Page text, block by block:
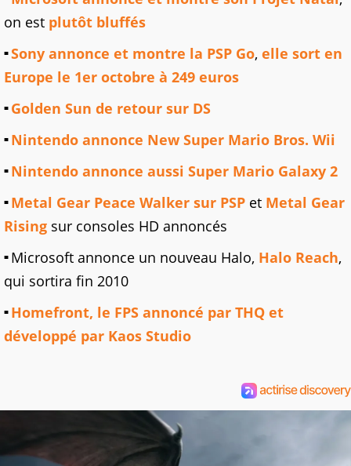
on est plutôt bluffés
Sony annonce et montre la PSP Go, elle sort en
Europe le 1er octobre à 249 euros
Golden Sun de retour sur DS
Nintendo annonce New Super Mario Bros. Wii
Nintendo annonce aussi Super Mario Galaxy 2
Metal Gear Peace Walker sur PSP et Metal Gear
Rising sur consoles HD annoncés
Microsoft annonce un nouveau Halo, Halo Reach,
qui sortira fin 2010
Homefront, le FPS annoncé par THQ et
développé par Kaos Studio